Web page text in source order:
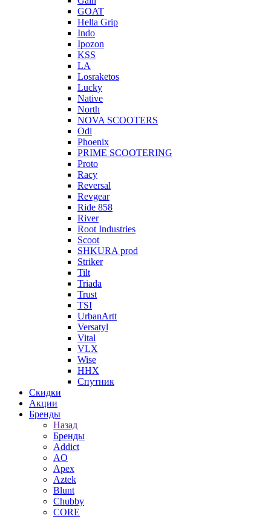
GOAT
Hella Grip
Indo
Ipozon
KSS
LA
Losraketos
Lucky
Native
North
NOVA SCOOTERS
Odi
Phoenix
PRIME SCOOTERING
Proto
Racy
Reversal
Revgear
Ride 858
River
Root Industries
Scoot
SHKURA рrоd
Striker
Tilt
Triada
Trust
TSI
UrbanArtt
Versatyl
Vital
VLX
Wise
ННХ
Спутник
Скидки
Акции
Бренды
Назад
Бренды
Addict
AO
Apex
Aztek
Blunt
Chubby
CORE